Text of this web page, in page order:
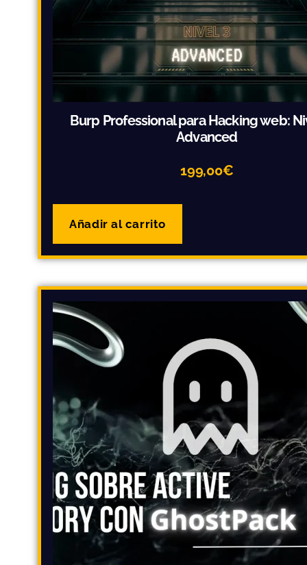
Burp Professional para Hacking web:
Advanced
199,00€
Añadir al carrito